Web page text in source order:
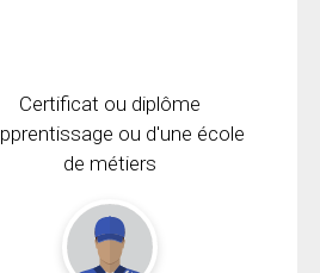
Certificat ou diplôme
ou d'une école
de métiers